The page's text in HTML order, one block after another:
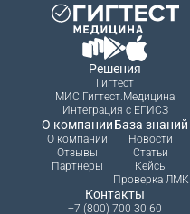
Решения
Гигтест
МИС Гигтест.Медицина
Интеграция с ЕГИСЗ
О компании
О компании
Отзывы
Партнеры
База знаний
Новости
Статьи
Кейсы
Проверка ЛМК
Контакты
+7 (800) 700-30-60